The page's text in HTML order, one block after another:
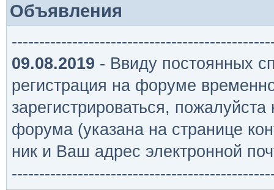
Объявления
09.08.2019 - Ввиду постоянных
регистрация на форуме
зарегистрироваться,
форума (указана на странице
ник и Ваш адрес электронной